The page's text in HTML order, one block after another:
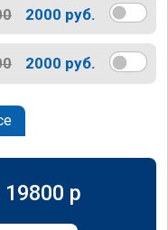
2000 руб.
2000 руб.
19800 p